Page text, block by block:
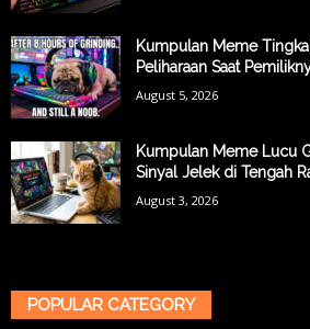
Kumpulan Meme
Peliharaan Saat
August 5, 2026
Kumpulan Meme Lucu
Sinyal Jelek di Tengah
August 3, 2026
POPULAR CATEGORY